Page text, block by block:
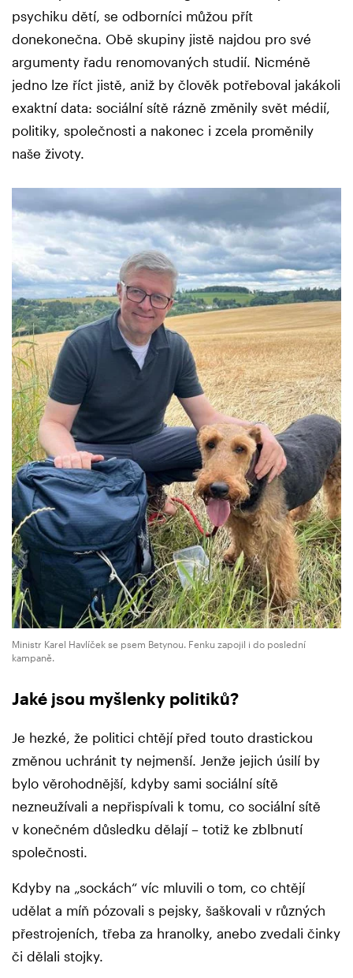
psychiku dětí, se odborníci můžou přít
donekonečna. Obě skupiny jistě najdou pro své
argumenty řadu renomovaných studií. Nicméně
jedno lze říct jistě, aniž by člověk potřeboval jakákoli
exaktní data: sociální sítě rázně změnily svět médií,
politiky, společnosti a nakonec i zcela proměnily
naše životy.
Ministr Karel Havlíček se psem Betynou. Fenku zapojil i do poslední
kampaně.
Jaké jsou myšlenky politiků?
Je hezké, že politici chtějí před touto drastickou
změnou uchránit ty nejmenší. Jenže jejich úsilí by
bylo věrohodnější, kdyby sami sociální sítě
nezneužívali a nepřispívali k tomu, co sociální sítě
v konečném důsledku dělají – totiž ke zblbnutí
společnosti.
Kdyby na „sockách“ víc mluvili o tom, co chtějí
udělat a míň pózovali s pejsky, šaškovali v různých
přestrojeních, třeba za hranolky, anebo zvedali činky
či dělali stojky.